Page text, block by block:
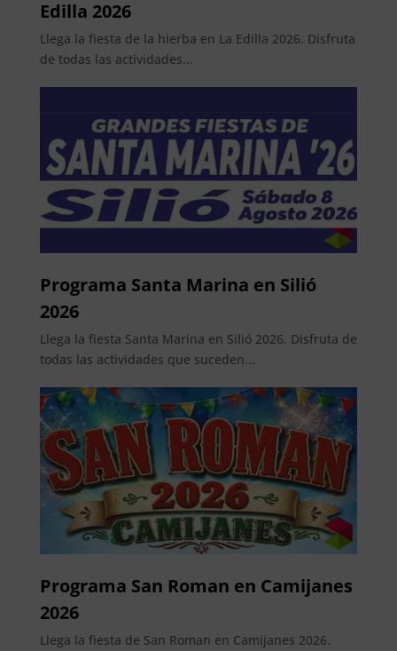
Edilla 2026
Llega la fiesta de la hierba en La Edilla 2026. Disfruta
de todas las actividades...
Programa Santa Marina en Silió
2026
Llega la fiesta Santa Marina en Silió 2026. Disfruta de
todas las actividades que suceden...
Programa San Roman en Camijanes
2026
Llega la fiesta de San Roman en Camijanes 2026.